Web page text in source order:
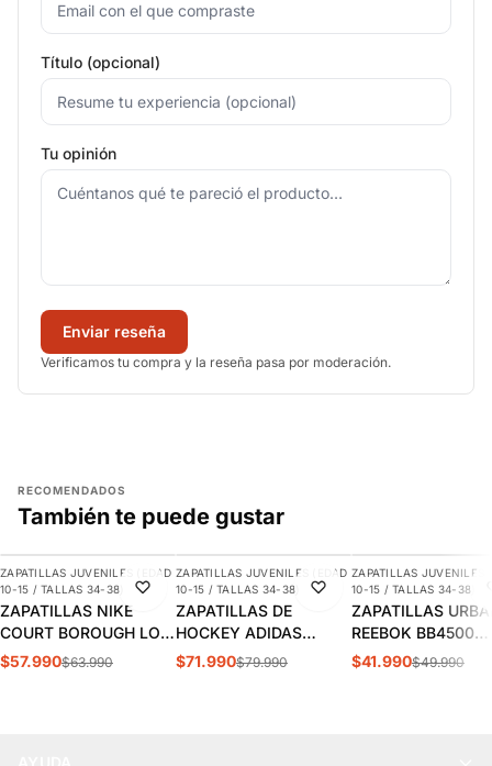
Título (opcional)
Tu opinión
Enviar reseña
Verificamos tu compra y la reseña pasa por moderación.
RECOMENDADOS
También te puede gustar
-9%
AGREGAR
ZAPATILLAS JUVENILES (EDAD
10-15 / TALLAS 34-38)
ZAPATILLAS NIKE
COURT BOROUGH LOW
JUVENIL | HM6293-
$57.990$63.990
-10%
AGREGAR
ZAPATILLAS JUVENILES (EDAD
10-15 / TALLAS 34-38)
ZAPATILLAS DE
HOCKEY ADIDAS
YOUNGSTAR JUVENIL |
$71.990$79.990
-16%
ZAPATILLAS JUVENILES
10-15 / TALLAS 34-38)
ZAPATILLAS
REEBOK BB4500
COURT
$41.990$49.990